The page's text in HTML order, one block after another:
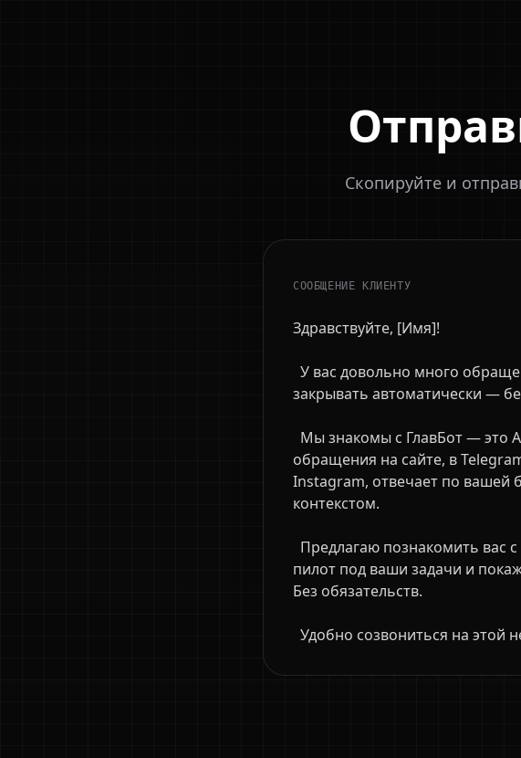
Скопируйте и
СООБЩЕНИЕ КЛИЕНТУ
Здравствуйте, [Имя]!
закрывать автоматически —
обращения на сайте, в
Instagram, отвечает по вашей
контекстом.
пилот под ваши задачи и
Без обязательств.
Удобно созвониться на этой